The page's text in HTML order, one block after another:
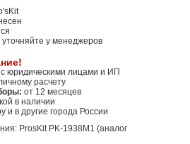
уточняйте у менеджеров
юридическими лицами и ИП
расчету
от 12 месяцев
в наличии
и в другие города России
ProsKit PK-1938M1 (аналог